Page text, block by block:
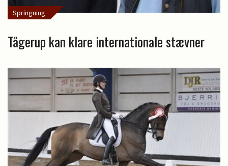
Springning
Tågerup kan klare internationale stævner